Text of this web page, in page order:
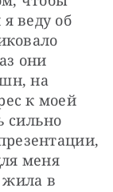
веду об
они
на
к моей
сильно
меня
жила в